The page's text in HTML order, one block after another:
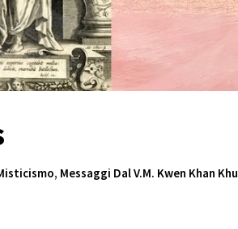
, Messaggi Dal V.M. Kwen Khan Khu